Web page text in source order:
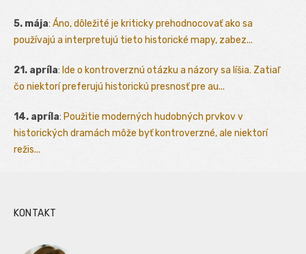
5. mája: Áno, dôležité je kriticky prehodnocovať ako sa
používajú a interpretujú tieto historické mapy, zabez...
21. apríla: Ide o kontroverznú otázku a názory sa líšia. Zatiaľ
čo niektorí preferujú historickú presnosť pre au...
14. apríla: Použitie moderných hudobných prvkov v
historických dramách môže byť kontroverzné, ale niektorí
režis...
KONTAKT